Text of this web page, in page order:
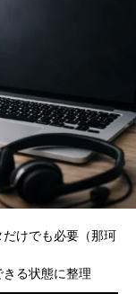
けでも必要（那珂
る状態に整理